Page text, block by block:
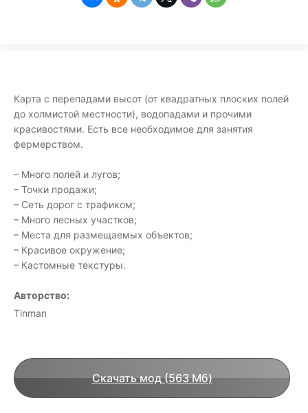
Карта с перепадами высот (от квадратных плоских полей
до холмистой местности), водопадами и прочими
красивостями. Есть все необходимое для занятия
фермерством.
– Много полей и лугов;
– Точки продажи;
– Сеть дорог с трафиком;
– Много лесных участков;
– Места для размещаемых объектов;
– Красивое окружение;
– Кастомные текстуры.
Авторство:
Tinman
Скачать мод (563 Мб)